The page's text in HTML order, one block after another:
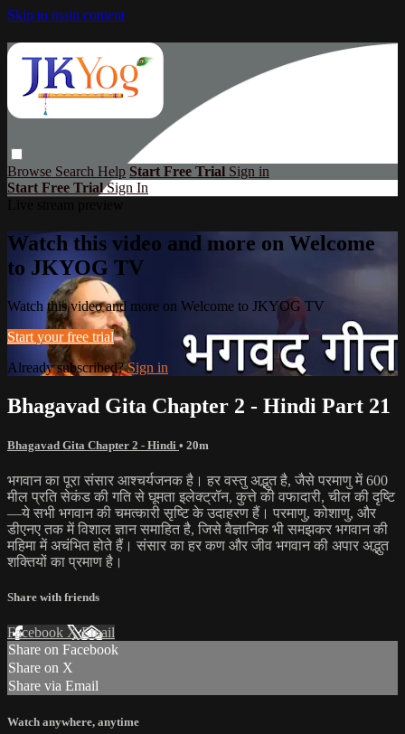
Skip to main content
Browse Search Help Start Free Trial Sign in
Start Free TrialSign In
Watch this video and more on Welcome
to JKYOG TV
Watch this video and more on Welcome to JKYOG TV
Start your free trial
Already subscribed?Sign in
Bhagavad Gita Chapter 2 - Hindi Part 21
Bhagavad Gita Chapter 2 - Hindi • 20m
भगवान का पूरा संसार आश्चर्यजनक है। हर वस्तु अद्भुत है, जैसे परमाणु में 600
मील प्रति सेकंड की गति से घूमता इलेक्ट्रॉन, कुत्ते की वफादारी, चील की दृष्टि
—ये सभी भगवान की चमत्कारी सृष्टि के उदाहरण हैं। परमाणु, कोशाणु, और
डीएनए तक में विशाल ज्ञान समाहित है, जिसे वैज्ञानिक भी समझकर भगवान की
महिमा में अचंभित होते हैं। संसार का हर कण और जीव भगवान की अपार अद्भुत
शक्तियों का प्रमाण है।
Share with friends
Facebook XEmail
Share on Facebook
Share on X
Share via Email
Watch anywhere, anytime